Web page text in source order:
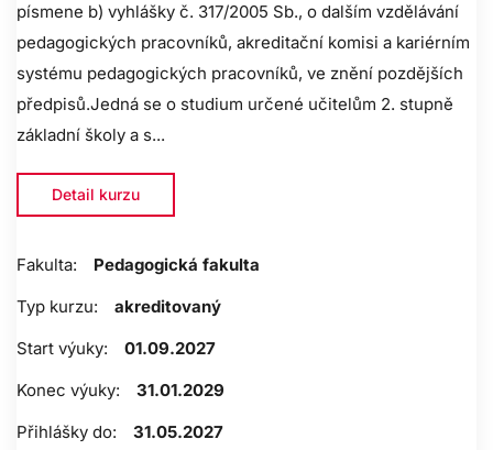
písmene b) vyhlášky č. 317/2005 Sb., o dalším vzdělávání
pedagogických pracovníků, akreditační komisi a kariérním
systému pedagogických pracovníků, ve znění pozdějších
předpisů.Jedná se o studium určené učitelům 2. stupně
základní školy a s...
Detail kurzu
Fakulta:
Pedagogická fakulta
Typ kurzu:
akreditovaný
Start výuky:
01.09.2027
Konec výuky:
31.01.2029
Přihlášky do:
31.05.2027